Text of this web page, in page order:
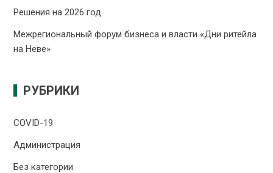
Решения на 2026 год
Межрегиональный форум бизнеса и власти «Дни ритейла
на Неве»
РУБРИКИ
COVID-19
Администрация
Без категории